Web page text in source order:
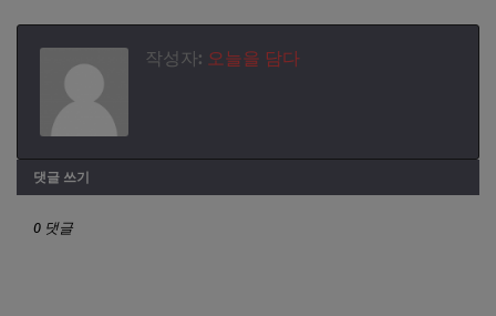
작성자: 오늘을 담다
댓글 쓰기
0 댓글